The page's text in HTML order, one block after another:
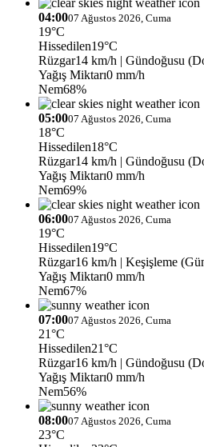
04:0007 Ağustos 2026, Cuma
19°C
Hissedilen19°C
Rüzgar14 km/h | Gündoğusu
Yağış Miktarı0 mm/h
Nem68%
05:0007 Ağustos 2026, Cuma
18°C
Hissedilen18°C
Rüzgar14 km/h | Gündoğusu
Yağış Miktarı0 mm/h
Nem69%
06:0007 Ağustos 2026, Cuma
19°C
Hissedilen19°C
Rüzgar16 km/h | Keşişleme
Yağış Miktarı0 mm/h
Nem67%
07:0007 Ağustos 2026, Cuma
21°C
Hissedilen21°C
Rüzgar16 km/h | Gündoğusu
Yağış Miktarı0 mm/h
Nem56%
08:0007 Ağustos 2026, Cuma
23°C